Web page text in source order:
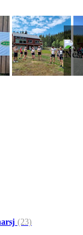
(23)